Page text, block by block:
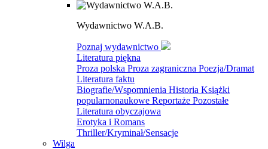
Wydawnictwo W.A.B.
Poznaj wydawnictwo
Literatura piękna
Proza polska Proza zagraniczna Poezja/Dramat
Literatura faktu
Biografie/Wspomnienia Historia Książki
popularnonaukowe Reportaże Pozostałe
Literatura obyczajowa
Erotyka i Romans
Thriller/Kryminał/Sensacje
Wilga